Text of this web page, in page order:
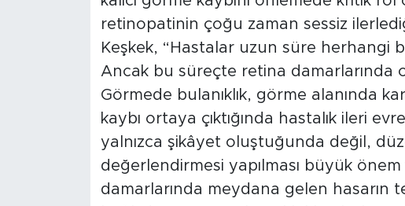
retinopatinin çoğu zaman sessiz
Keşkek, “Hastalar uzun süre herhangi
Ancak bu süreçte retina damarlarında
Görmede bulanıklık, görme alanında
kaybı ortaya çıktığında hastalık ileri
yalnızca şikâyet oluştuğunda değil,
değerlendirmesi yapılması büyük önem
damarlarında meydana gelen hasarın